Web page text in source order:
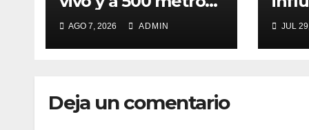
de fiscalía!
AGO 7, 2026 ADMIN
Ruiz
JUL
Deja un comentario